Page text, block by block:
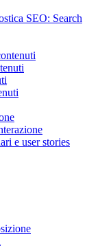
SEO: Search
e user stories